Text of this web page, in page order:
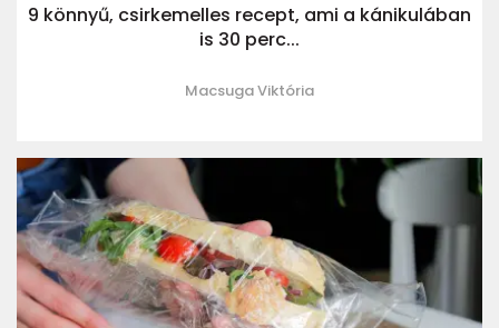
9 könnyű, csirkemelles recept, ami a kánikulában
is 30 perc...
Macsuga Viktória